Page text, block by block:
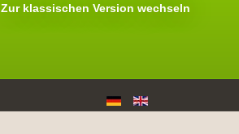
Zur klassischen Version wechseln